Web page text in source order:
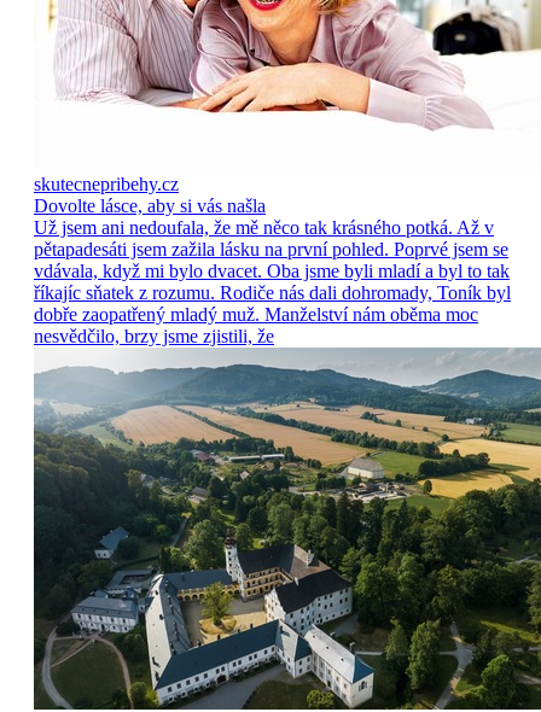
skutecnepribehy.cz
Dovolte lásce, aby si vás našla
Už jsem ani nedoufala, že mě něco tak krásného potká. Až v
pětapadesáti jsem zažila lásku na první pohled. Poprvé jsem se
vdávala, když mi bylo dvacet. Oba jsme byli mladí a byl to tak
říkajíc sňatek z rozumu. Rodiče nás dali dohromady, Toník byl
dobře zaopatřený mladý muž. Manželství nám oběma moc
nesvědčilo, brzy jsme zjistili, že